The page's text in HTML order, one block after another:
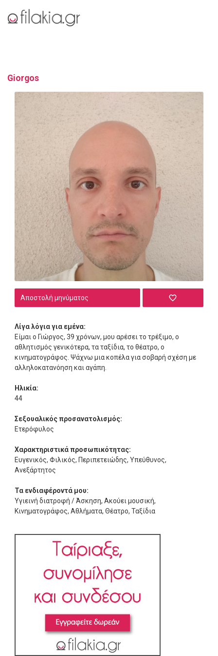
Giorgos
Αποστολή μηνύματος
Λίγα λόγια για εμένα:
Είμαι ο Γιώργος, 39 χρόνων, μου αρέσει το τρέξιμο, ο
αθλητισμός γενικότερα, τα ταξίδια, το θέατρο, ο
κινηματογράφος. Ψάχνω μια κοπέλα για σοβαρή σχέση με
αλληλοκατανόηση και αγάπη.
Ηλικία:
44
Σεξουαλικός προσανατολισμός:
Ετερόφυλος
Χαρακτηριστικά προσωπικότητας:
Ευγενικός, Φιλικός, Περιπετειώδης, Υπεύθυνος,
Ανεξάρτητος
Τα ενδιαφέροντά μου:
Υγιεινή διατροφή / Άσκηση, Ακούει μουσική,
Κινηματογράφος, Αθλήματα, Θέατρο, Ταξίδια